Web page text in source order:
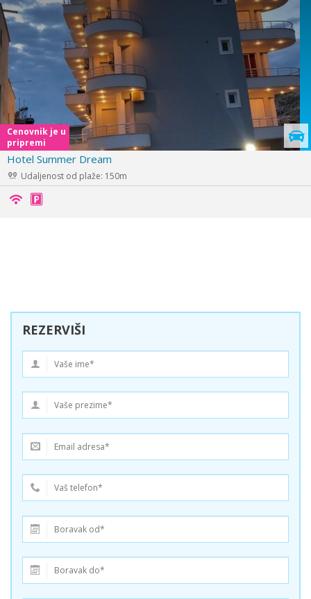
Hotel Alpha
Udaljenost od plaže: 200m
u
s
REZERVIŠI